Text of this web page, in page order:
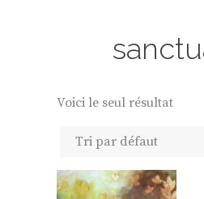
Voici le seul résultat